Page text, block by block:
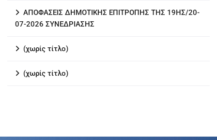
ΑΠΟΦΑΣΕΙΣ ΔΗΜΟΤΙΚΗΣ ΕΠΙΤΡΟΠΗΣ ΤΗΣ 19ΗΣ/20-
07-2026 ΣΥΝΕΔΡΙΑΣΗΣ
(χωρίς τίτλο)
(χωρίς τίτλο)